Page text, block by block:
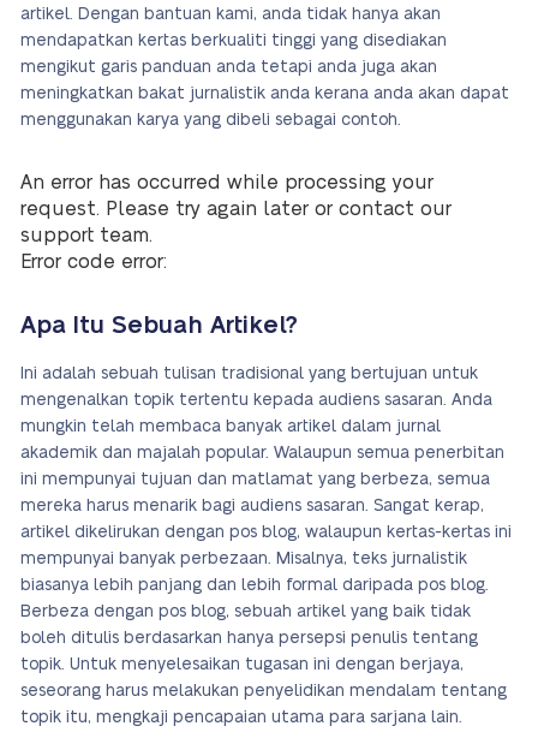
artikel. Dengan bantuan kami, anda tidak hanya akan
mendapatkan kertas berkualiti tinggi yang disediakan
mengikut garis panduan anda tetapi anda juga akan
meningkatkan bakat jurnalistik anda kerana anda akan dapat
menggunakan karya yang dibeli sebagai contoh.
An error has occurred while processing your
request. Please try again later or contact our
support team.
Error code error:
Apa Itu Sebuah Artikel?
Ini adalah sebuah tulisan tradisional yang bertujuan untuk
mengenalkan topik tertentu kepada audiens sasaran. Anda
mungkin telah membaca banyak artikel dalam jurnal
akademik dan majalah popular. Walaupun semua penerbitan
ini mempunyai tujuan dan matlamat yang berbeza, semua
mereka harus menarik bagi audiens sasaran. Sangat kerap,
artikel dikelirukan dengan pos blog, walaupun kertas-kertas ini
mempunyai banyak perbezaan. Misalnya, teks jurnalistik
biasanya lebih panjang dan lebih formal daripada pos blog.
Berbeza dengan pos blog, sebuah artikel yang baik tidak
boleh ditulis berdasarkan hanya persepsi penulis tentang
topik. Untuk menyelesaikan tugasan ini dengan berjaya,
seseorang harus melakukan penyelidikan mendalam tentang
topik itu, mengkaji pencapaian utama para sarjana lain.